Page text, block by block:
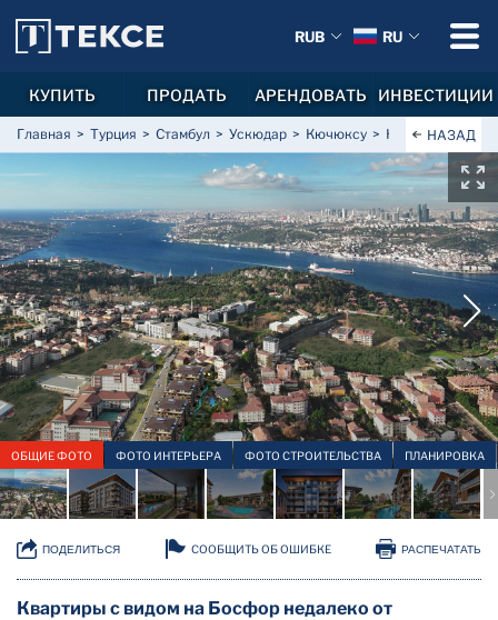
Главная Турция Стамбул Ускюдар Кючюксу Квартиры с
НАЗАД
ОБЩИЕ ФОТО ФОТО ИНТЕРЬЕРА ФОТО СТРОИТЕЛЬСТВА ПЛАНИРОВКА
ПОДЕЛИТЬСЯ СООБЩИТЬ ОБ ОШИБКЕ РАСПЕЧАТАТЬ
Квартиры с видом на Босфор недалеко от
RUB RU
КУПИТЬ ПРОДАТЬ АРЕНДОВАТЬ ИНВЕСТИЦИИ